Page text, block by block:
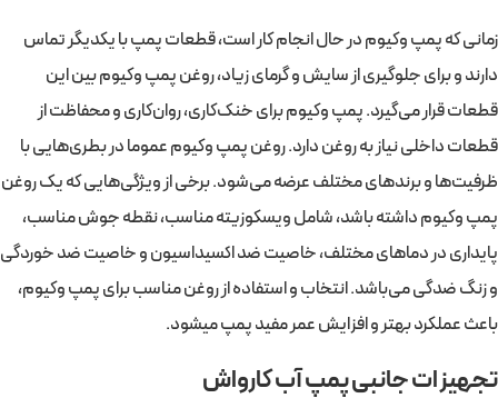
زمانی که پمپ وکیوم در حال انجام کار است، قطعات پمپ با یکدیگر تماس
دارند و برای جلوگیری از سایش و گرمای زیاد، روغن پمپ وکیوم بین این
قطعات قرار می‌گیرد. پمپ وکیوم برای خنک‌کاری، روان‌کاری و محفاظت از
قطعات داخلی نیاز به روغن دارد. روغن پمپ وکیوم عموما در بطری‌هایی با
ظرفیت‌ها و برندهای مختلف عرضه می‌شود. برخی از ویژگی‌هایی که یک روغن
پمپ وکیوم داشته باشد، شامل ویسکوزیته مناسب، نقطه جوش مناسب،
پایداری در دماهای مختلف، خاصیت ضد اکسیداسیون و خاصیت ضد خوردگی
و زنگ ضدگی می‌باشد. انتخاب و استفاده از روغن مناسب برای پمپ وکیوم،
باعث عملکرد بهتر و افزایش عمر مفید پمپ میشود.
تجهیزات جانبی پمپ آب کارواش